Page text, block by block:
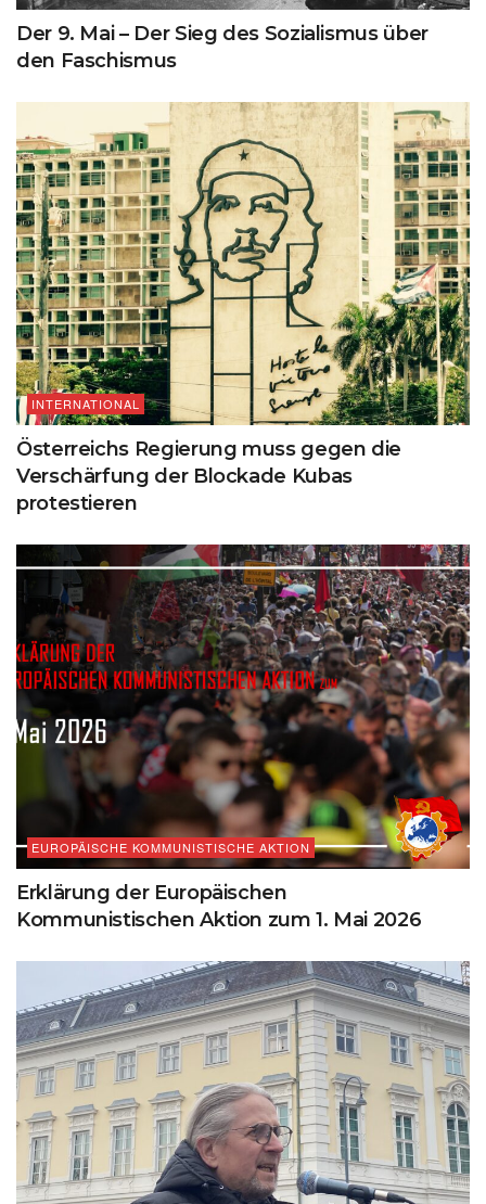
Der 9. Mai – Der Sieg des Sozialismus über
den Faschismus
INTERNATIONAL
Österreichs Regierung muss gegen die
Verschärfung der Blockade Kubas
protestieren
EUROPÄISCHE KOMMUNISTISCHE AKTION
Erklärung der Europäischen
Kommunistischen Aktion zum 1. Mai 2026